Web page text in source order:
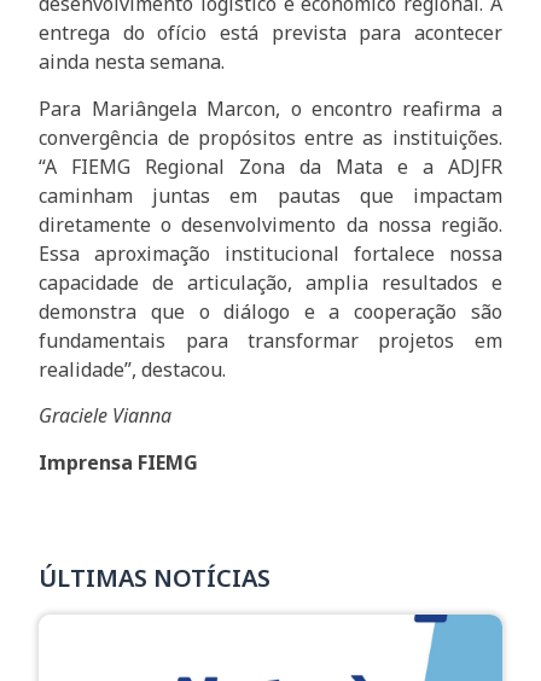
entrega do ofício está prevista para acontecer
ainda nesta semana.
Para Mariângela Marcon, o encontro reafirma a
convergência de propósitos entre as instituições.
“A FIEMG Regional Zona da Mata e a ADJFR
caminham juntas em pautas que impactam
diretamente o desenvolvimento da nossa região.
Essa aproximação institucional fortalece nossa
capacidade de articulação, amplia resultados e
demonstra que o diálogo e a cooperação são
fundamentais para transformar projetos em
realidade”, destacou.
Graciele Vianna
Imprensa FIEMG
ÚLTIMAS NOTÍCIAS